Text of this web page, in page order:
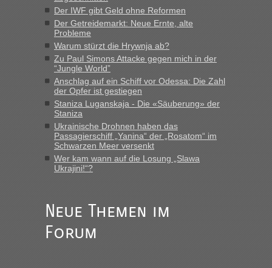
MHG1023 inBerichte und Reisetipps • Re: Mit dem Zug in
die Ukraine
„Man sollte aber explizit dazu schreiben, daß es ein Zug von
LeoExpress ist - und nur auf deren Webseite kann man die
Fahrkarten kaufen. Zumindest ist es die erste Umsteigefreie
Verbindung von Deutschland...“
Recht, Visa und Dokumente • Re: Deklaration
gebrauchter Kleidung beim Zoll
„Vielen Dank, mit einem Briefchen meiner Frau im Gepäck
gab es keine Probleme“
fast 11 Milliarden aufgedeckt
„Am besten wäre natürlich, wenn die Frau mit dabei ist.
Alleinreisende Männer stehen schließlich immer unter
Der IWF gibt Geld ohne Reformen
Der Getreidemarkt: Neue Ernte, alte
Probleme
Warum stürzt die Hrywnja ab?
Zu Paul Simons Attacke gegen mich in der
“Jungle World”
Anschlag auf ein Schiff vor Odessa: Die Zahl
der Opfer ist gestiegen
Staniza Luganskaja - Die «Säuberung» der
Staniza
Ukrainische Drohnen haben das
Passagierschiff „Yanina“ der „Rosatom“ im
Schwarzen Meer versenkt
Wer kam wann auf die Losung „Slawa
Ukrajini!“?
Neue Themen im
Forum